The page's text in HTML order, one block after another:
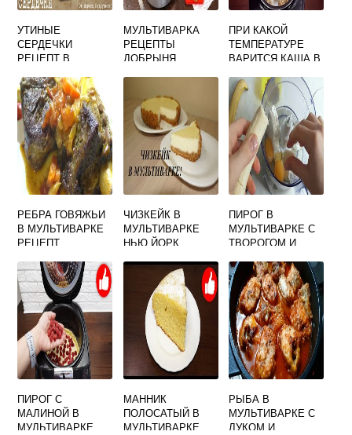
УТИНЫЕ
СЕРДЕЧКИ
РЕЦЕПТ В
МУЛЬТИВАРКА
РЕЦЕПТЫ
ДОБРЫНЯ
ПРИ КАКОЙ
ТЕМПЕРАТУРЕ
ВАРИТСЯ КАША В
МОЛОЧНАЯ
РЕБРА ГОВЯЖЬИ
В МУЛЬТИВАРКЕ
РЕЦЕПТ
ЧИЗКЕЙК В
МУЛЬТИВАРКЕ
НЬЮ ЙОРК
ПИРОГ В
МУЛЬТИВАРКЕ С
ТВОРОГОМ И
ПИРОГ С
МАЛИНОЙ В
МУЛЬТИВАРКЕ
МАННИК
ПОЛОСАТЫЙ В
МУЛЬТИВАРКЕ
РЫБА В
МУЛЬТИВАРКЕ С
ЛУКОМ И